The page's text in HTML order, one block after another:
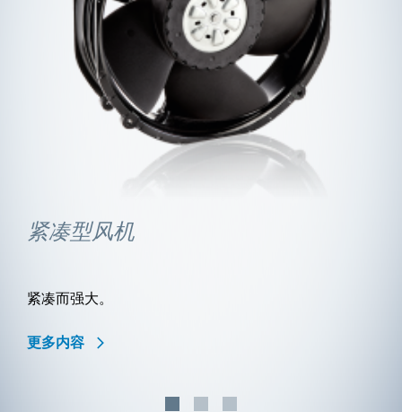
紧凑型风机
紧凑而强大。
更多内容